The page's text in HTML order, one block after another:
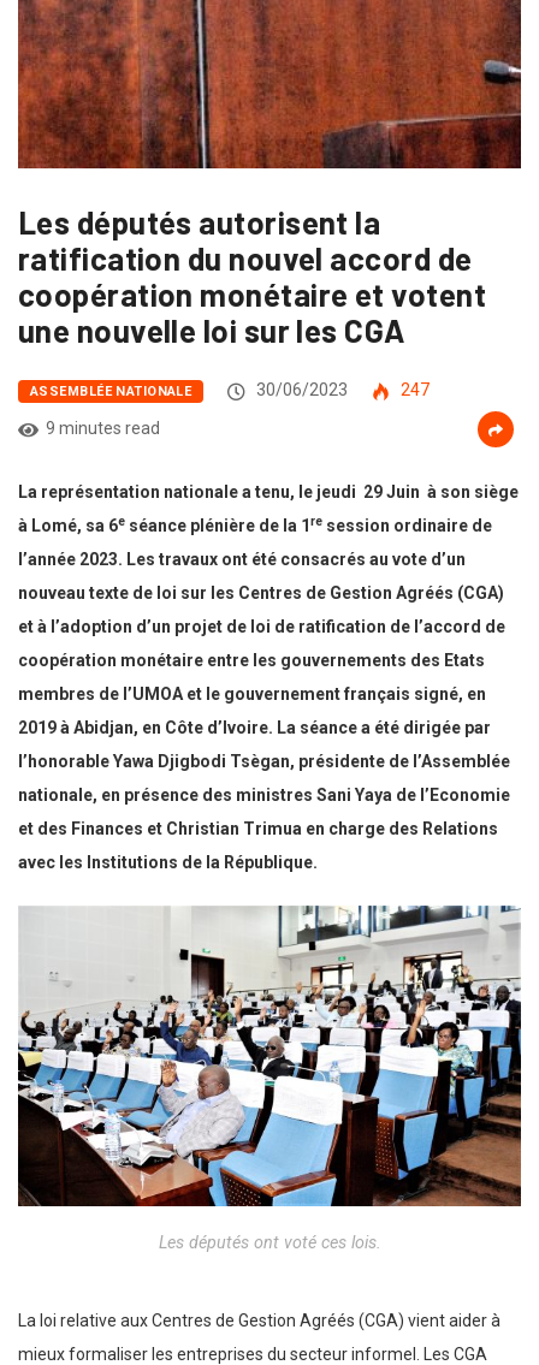
Les députés autorisent la
ratification du nouvel accord de
coopération monétaire et votent
une nouvelle loi sur les CGA
ASSEMBLÉE NATIONALE 30/06/2023
247
9 minutes read
La représentation nationale a tenu, le jeudi 29 Juin à son siège
à Lomé, sa 6e séance plénière de la 1 re session ordinaire de
l’année 2023. Les travaux ont été consacrés au vote d’un
nouveau texte de loi sur les Centres de Gestion Agréés (CGA)
et à l’adoption d’un projet de loi de ratification de l’accord de
coopération monétaire entre les gouvernements des Etats
membres de l’UMOA et le gouvernement français signé, en
2019 à Abidjan, en Côte d’Ivoire. La séance a été dirigée par
l’honorable Yawa Djigbodi Tsègan, présidente de l’Assemblée
nationale, en présence des ministres Sani Yaya de l’Economie
et des Finances et Christian Trimua en charge des Relations
avec les Institutions de la République.
Les députés ont voté ces lois.
La loi relative aux Centres de Gestion Agréés (CGA) vient aider à
mieux formaliser les entreprises du secteur informel. Les CGA